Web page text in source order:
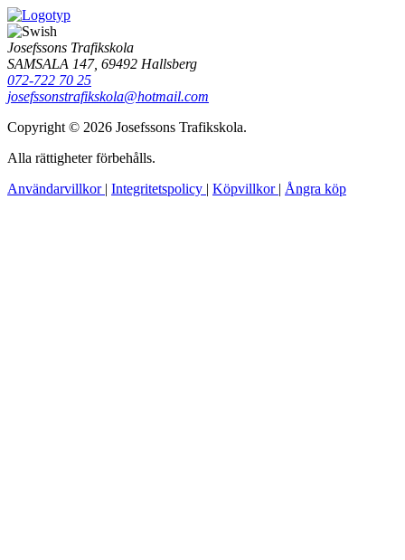
Josefssons Trafikskola
SAMSALA 147, 69492 Hallsberg
072-722 70 25
josefssonstrafikskola@hotmail.com
Copyright © 2026 Josefssons Trafikskola.
Alla rättigheter förbehålls.
Användarvillkor | Integritetspolicy | Köpvillkor | Ångra köp